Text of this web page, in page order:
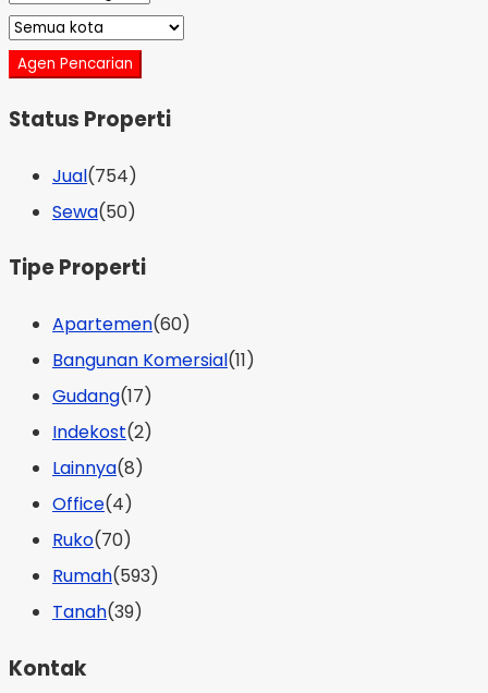
Agen Pencarian
Status Properti
Jual(754)
Sewa(50)
Tipe Properti
Apartemen(60)
Bangunan Komersial(11)
Gudang(17)
Indekost(2)
Lainnya(8)
Office(4)
Ruko(70)
Rumah(593)
Tanah(39)
Kontak